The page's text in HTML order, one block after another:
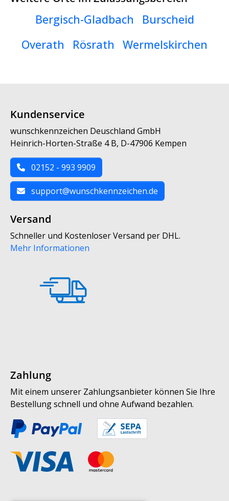
Bergisch-Gladbach
Burscheid
Overath
Rösrath Wermelskirchen
Kundenservice
wunschkennzeichen Deuschland GmbH
Heinrich-Horten-Straße 4 B, D-47906 Kempen
02152 - 993 9909
support@wunschkennzeichen.de
Versand
Schneller und Kostenloser Versand per DHL.
Mehr Informationen
Zahlung
Mit einem unserer Zahlungsanbieter können Sie Ihre
Bestellung schnell und ohne Aufwand bezahlen.